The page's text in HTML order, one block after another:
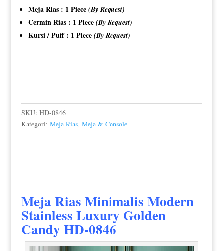
Meja Rias : 1 Piece (By Request)
Cermin Rias : 1 Piece (By Request)
Kursi / Puff : 1 Piece (By Request)
SKU: HD-0846
Kategori: Meja Rias, Meja & Console
Meja Rias Minimalis Modern
Stainless Luxury Golden
Candy HD-0846